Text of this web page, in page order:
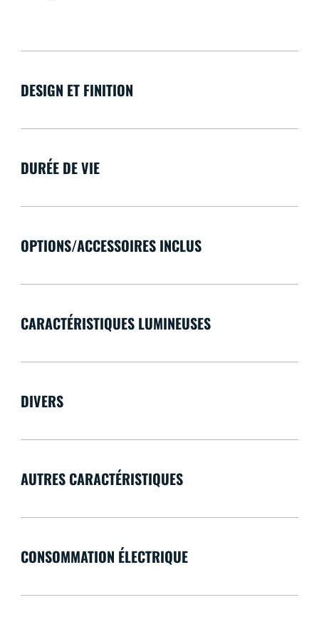
DESIGN ET FINITION
DURÉE DE VIE
OPTIONS/ACCESSOIRES INCLUS
CARACTÉRISTIQUES LUMINEUSES
DIVERS
AUTRES CARACTÉRISTIQUES
CONSOMMATION ÉLECTRIQUE